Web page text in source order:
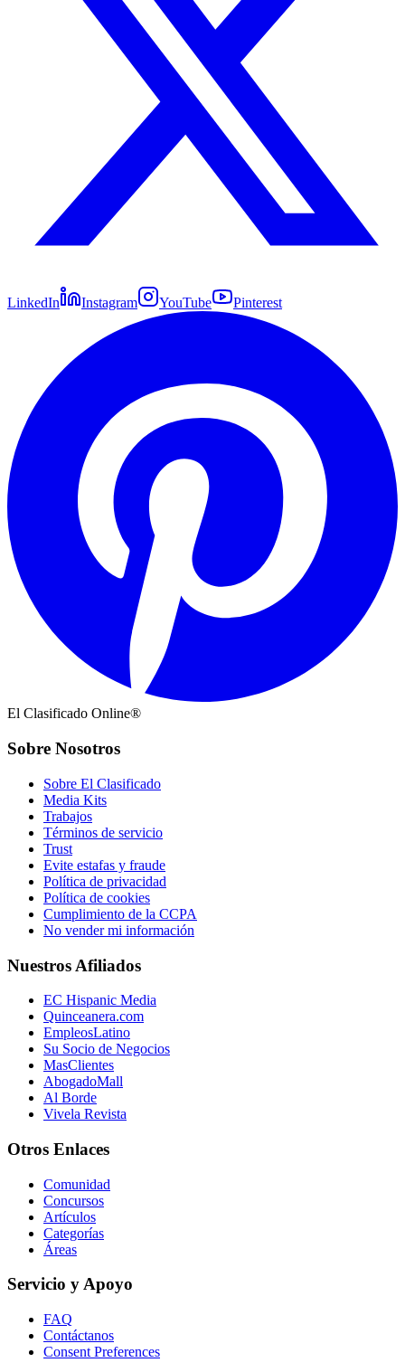
LinkedIn Instagram YouTube Pinterest
El Clasificado Online®
Sobre Nosotros
Sobre El Clasificado
Media Kits
Trabajos
Términos de servicio
Trust
Evite estafas y fraude
Política de privacidad
Política de cookies
Cumplimiento de la CCPA
No vender mi información
Nuestros Afiliados
EC Hispanic Media
Quinceanera.com
EmpleosLatino
Su Socio de Negocios
MasClientes
AbogadoMall
Al Borde
Vivela Revista
Otros Enlaces
Comunidad
Concursos
Artículos
Categorías
Áreas
Servicio y Apoyo
FAQ
Contáctanos
Consent Preferences